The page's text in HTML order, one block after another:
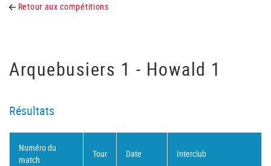
Retour aux compétitions
Arquebusiers 1 - Howald 1
Résultats
Numéro du
match
Tour Date Interclub